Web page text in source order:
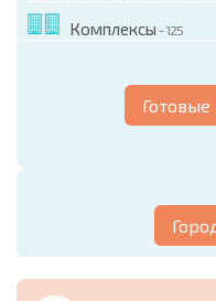
Комплексы - 125